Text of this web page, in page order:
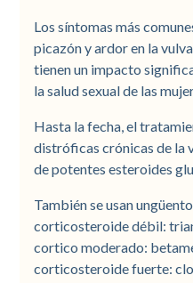
Los síntomas más
picazón y ardor en la
tienen un impacto
la salud sexual de las
Hasta la fecha, el
distróficas crónicas de la
de potentes esteroides
También se usan
corticosteroide débil:
cortico moderado:
corticosteroide fuerte: